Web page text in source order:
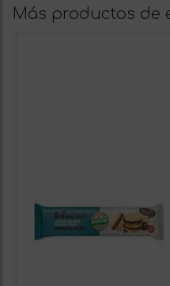
Más productos de